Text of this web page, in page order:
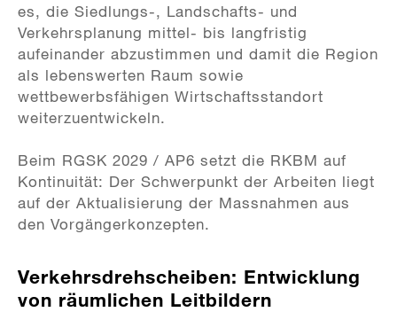
es, die Siedlungs-, Landschafts- und
Verkehrsplanung mittel- bis langfristig
aufeinander abzustimmen und damit die Region
als lebenswerten Raum sowie
wettbewerbsfähigen Wirtschaftsstandort
weiterzuentwickeln.
Beim RGSK 2029 / AP6 setzt die RKBM auf
Kontinuität: Der Schwerpunkt der Arbeiten liegt
auf der Aktualisierung der Massnahmen aus
den Vorgängerkonzepten.
Verkehrsdrehscheiben: Entwicklung
von räumlichen Leitbildern